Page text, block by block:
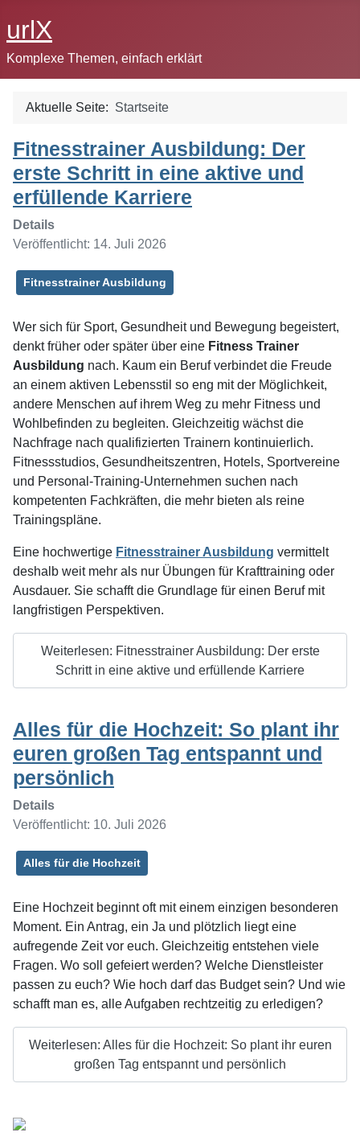
urlX
Komplexe Themen, einfach erklärt
Aktuelle Seite: Startseite
Fitnesstrainer Ausbildung: Der
erste Schritt in eine aktive und
erfüllende Karriere
Details
Veröffentlicht: 14. Juli 2026
Fitnesstrainer Ausbildung
Wer sich für Sport, Gesundheit und Bewegung begeistert,
denkt früher oder später über eine Fitness Trainer
Ausbildung nach. Kaum ein Beruf verbindet die Freude
an einem aktiven Lebensstil so eng mit der Möglichkeit,
andere Menschen auf ihrem Weg zu mehr Fitness und
Wohlbefinden zu begleiten. Gleichzeitig wächst die
Nachfrage nach qualifizierten Trainern kontinuierlich.
Fitnessstudios, Gesundheitszentren, Hotels, Sportvereine
und Personal-Training-Unternehmen suchen nach
kompetenten Fachkräften, die mehr bieten als reine
Trainingspläne.
Eine hochwertige Fitnesstrainer Ausbildung vermittelt
deshalb weit mehr als nur Übungen für Krafttraining oder
Ausdauer. Sie schafft die Grundlage für einen Beruf mit
langfristigen Perspektiven.
Weiterlesen: Fitnesstrainer Ausbildung: Der erste
Schritt in eine aktive und erfüllende Karriere
Alles für die Hochzeit: So plant ihr
euren großen Tag entspannt und
persönlich
Details
Veröffentlicht: 10. Juli 2026
Alles für die Hochzeit
Eine Hochzeit beginnt oft mit einem einzigen besonderen
Moment. Ein Antrag, ein Ja und plötzlich liegt eine
aufregende Zeit vor euch. Gleichzeitig entstehen viele
Fragen. Wo soll gefeiert werden? Welche Dienstleister
passen zu euch? Wie hoch darf das Budget sein? Und wie
schafft man es, alle Aufgaben rechtzeitig zu erledigen?
Weiterlesen: Alles für die Hochzeit: So plant ihr euren
großen Tag entspannt und persönlich